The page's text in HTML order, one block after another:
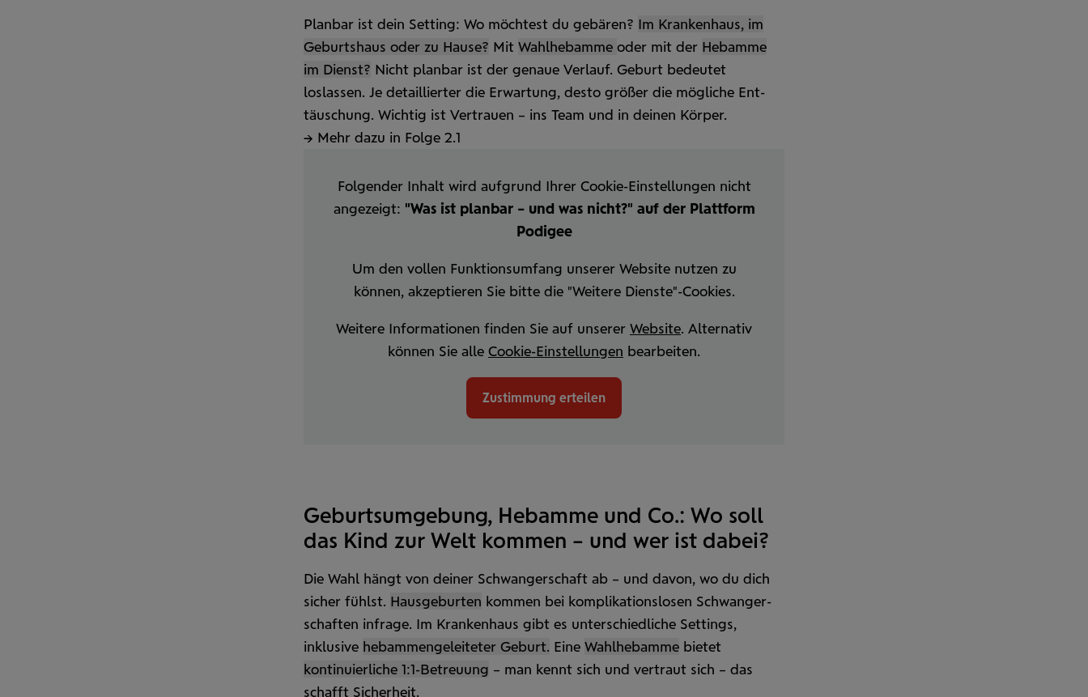
Planbar ist dein Setting: Wo möchtest du gebären? Im Krankenhaus, im
Geburts­haus oder zu Hause? Mit Wahl­hebamme oder mit der Hebamme
im Dienst? Nicht planbar ist der genaue Verlauf. Geburt bedeutet
loslassen. Je detaillierter die Erwartung, desto größer die mögliche Ent­
täuschung. Wichtig ist Vertrauen – ins Team und in deinen Körper.
→ Mehr dazu in Folge 2.1
Folgender Inhalt wird aufgrund Ihrer Cookie-Einstellungen nicht
angezeigt: "Was ist planbar – und was nicht?" auf der Plattform
Podigee
Um den vollen Funktionsumfang unserer Website nutzen zu
können, akzeptieren Sie bitte die "Weitere Dienste"-Cookies.
Weitere Informationen finden Sie auf unserer Website. Alternativ
können Sie alle Cookie-Einstellungen bearbeiten.
Zustimmung erteilen
Geburts­umgebung, Hebamme und Co.: Wo soll
das Kind zur Welt kommen – und wer ist dabei?
Die Wahl hängt von deiner Schwanger­schaft ab – und davon, wo du dich
sicher fühlst. Haus­geburten kommen bei kompli­kations­losen Schwanger­
schaften infrage. Im Kranken­haus gibt es unter­schiedliche Settings,
inklusive hebammen­geleiteter Geburt. Eine Wahl­hebamme bietet
kontinuierliche 1:1-Betreuung – man kennt sich und vertraut sich – das
schafft Sicherheit.